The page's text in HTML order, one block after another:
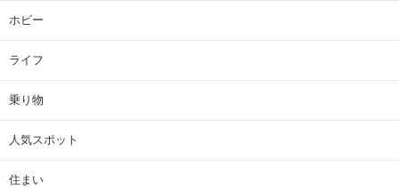
ホビー
ライフ
乗り物
人気スポット
住まい